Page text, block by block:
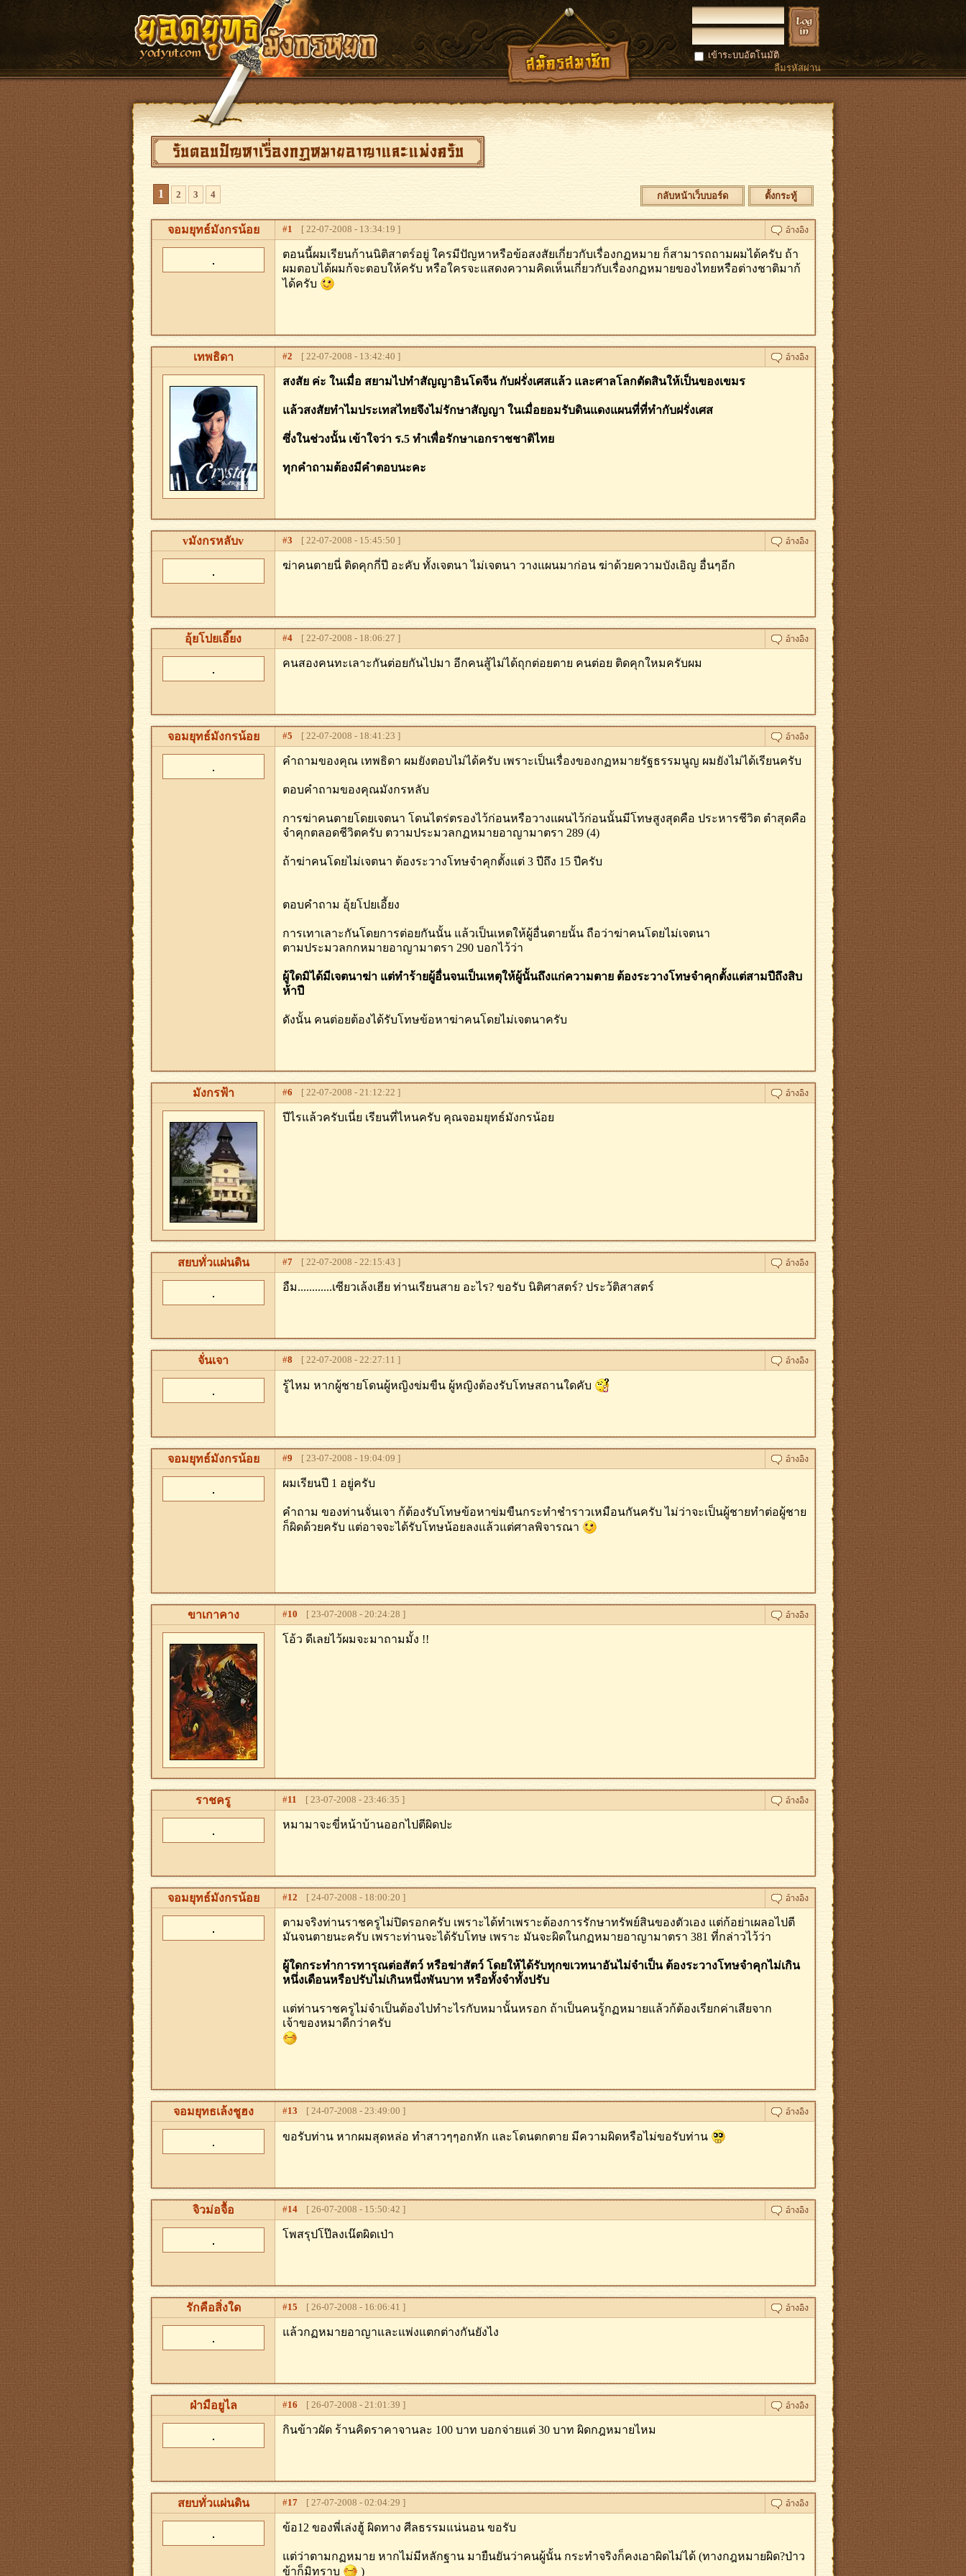
เข้าระบบอัตโนมัติ
ลืมรหัสผ่าน
รับตอบปัญหาเรื่องกฏหมายอาญาและแพ่งครับ
1 2 3 4 กลับหน้าเว็บบอร์ด ตั้งกระทู้
จอมยุทธ์มังกรน้อย #1 [ 22-07-2008 - 13:34:19 ]
ตอนนี้ผมเรียนก้านนิติสาตร์อยู่ ใครมีปัญหาหรือข้อสงสัยเกี่ยวกับเรื่องกฏหมาย ก็สามารถถามผมได้ครับ ถ้า
ผมตอบได้ผมก้จะตอบให้ครับ หรือใครจะแสดงความคิดเห็นเกี่ยวกับเรื่องกฏหมายของไทยหรือต่างชาติมาก้
ได้ครับ
เทพธิดา #2 [ 22-07-2008 - 13:42:40 ]
สงสัย ค่ะ ในเมื่อ สยามไปทำสัญญาอินโดจีน กับฝรั่งเศสแล้ว และศาลโลกตัดสินให้เป็นของเขมร
แล้วสงสัยทำไมประเทสไทยจึงไม่รักษาสัญญา ในเมื่อยอมรับดินแดงแผนที่ที่ทำกับฝรั่งเศส
ซึ่งในช่วงนั้น เข้าใจว่า ร.5 ทำเพื่อรักษาเอกราชชาติไทย
ทุกคำถามต้องมีคำตอบนะคะ
vมังกรหลับv #3 [ 22-07-2008 - 15:45:50 ]
ฆ่าคนตายนี่ ติดคุกกี่ปี อะคับ ทั้งเจตนา ไม่เจตนา วางแผนมาก่อน ฆ่าด้วยความบังเอิญ อื่นๆอีก
อุ้ยโปยเอี๊ยง #4[ 22-07-2008 - 18:06:27 ]
คนสองคนทะเลาะกันต่อยกันไปมา อีกคนสู้ไม่ได้ถุกต่อยตาย คนต่อย ติดคุกใหมครับผม
จอมยุทธ์มังกรน้อย #5 [ 22-07-2008 - 18:41:23 ]
คําถามของคุณ เทพธิดา ผมยังตอบไม่ได้ครับ เพราะเป็นเรื่องของกฏหมายรัฐธรรมนูญ ผมยังไม่ได้เรียนครับ
ตอบคําถามของคุณมังกรหลับ
การฆ่าคนตายโดยเจตนา โดนไตร่ตรองไว้ก่อนหรือวางแผนไว้ก่อนนั้นมีโทษสูงสุดคือ ประหารชีวิต ตําสุดคือ
จําคุกตลอดชีวิตครับ ตวามประมวลกฏหมายอาญามาตรา 289 (4)
ถ้าฆ่าคนโดยไม่เจตนา ต้องระวางโทษจําคุกตั้งแต่ 3 ปีถึง 15 ปีครับ
ตอบคําถาม อุ้ยโปยเอี้ยง
การเทาเลาะกันโดยการต่อยกันนั้น แล้วเป็นเหตให้ผู้อื่นตายนั้น ถือว่าฆ่าคนโดยไม่เจตนา
ตามประมวลกกหมายอาญามาตรา 290 บอกไว้ว่า
ผู้ใดมิได้มีเจตนาฆ่า แต่ทำร้ายผู้อื่นจนเป็นเหตุให้ผู้นั้นถึงแก่ความตาย ต้องระวางโทษจำคุกตั้งแต่สามปีถึงสิบ
ห้าปี
ดังนั้น คนต่อยต้องได้รับโทษข้อหาฆ่าคนโดยไม่เจตนาครับ
มังกรฟ้า #6 [ 22-07-2008 - 21:12:22 ]
ปีไรแล้วครับเนี่ย เรียนที่ไหนครับ คุณจอมยุทธ์มังกรน้อย
สยบทั่วเเผ่นดิน #7[ 22-07-2008 - 22:15:43 ]
อืม............เซียวเล้งเฮีย ท่านเรียนสาย อะไร? ขอรับ นิติศาสตร์? ประว้ติสาสตร์
จั่นเจา #8 [ 22-07-2008 - 22:27:11 ]
รู้ไหม หากผู้ชายโดนผู้หญิงข่มขืน ผู้หญิงต้องรับโทษสถานใดคับ
จอมยุทธ์มังกรน้อย #9 [ 23-07-2008 - 19:04:09 ]
ผมเรียนปี 1 อยู่ครับ
คําถาม ของท่านจั่นเจา ก้ต้องรับโทษข้อหาข่มขืนกระทําชําราวเหมือนกันครับ ไม่ว่าจะเป็นผู้ชายทําต่อผู้ชาย
ก็ผิดด้วยครับ แต่อาจจะได้รับโทษน้อยลงแล้วแต่ศาลพิจารณา
ขาเกาคาง #10 [ 23-07-2008 - 20:24:28 ]
โอ้ว ดีเลยไว้ผมจะมาถามมั้ง !!
ราชครู #11 [ 23-07-2008 - 23:46:35 ]
หมามาจะขี่หน้าบ้านออกไปตีผิดปะ
จอมยุทธ์มังกรน้อย #12 [ 24-07-2008 - 18:00:20 ]
ตามจริงท่านราชครูไม่ปิดรอกครับ เพราะได้ทําเพราะต้องการรักษาทรัพย์สินของตัวเอง แต่ก้อย่าเผลอไปตี
มันจนตายนะครับ เพราะท่านจะได้รับโทษ เพราะ มันจะผิดในกฏหมายอาญามาตรา 381 ที่กล่าวไว้ว่า
ผู้ใดกระทำการทารุณต่อสัตว์ หรือฆ่าสัตว์ โดยให้ได้รับทุกขเวทนาอันไม่จำเป็น ต้องระวางโทษจำคุกไม่เกิน
หนึ่งเดือนหรือปรับไม่เกินหนึ่งพันบาท หรือทั้งจำทั้งปรับ
แต่ท่านราชครูไม่จําเป็นต้องไปทําะไรกับหมานั้นหรอก ถ้าเป็นคนรู้กฏหมายแล้วก้ต้องเรียกค่าเสียจาก
เจ้าของหมาดีกว่าครับ
จอมยุทธเล้งชูฮง #13 [ 24-07-2008 - 23:49:00 ]
ขอรับท่าน หากผมสุดหล่อ ทำสาวๆๆอกหัก และโดนตกตาย มีความผิดหรือไม่ขอรับท่าน
จิวม่อจื้อ #14[ 26-07-2008 - 15:50:42 ]
โพสรุปโป๊ลงเน๊ตผิดเป่า
รักคือสิ่งใด #15 [ 26-07-2008 - 16:06:41 ]
แล้วกฏหมายอาญาและแพ่งแตกต่างกันยังไง
ฝ่ามือยูไล #16 [ 26-07-2008 - 21:01:39 ]
กินข้าวผัด ร้านคิดราคาจานละ 100 บาท บอกจ่ายแต่ 30 บาท ผิดกฎหมายไหม
สยบทั่วเเผ่นดิน #17[ 27-07-2008 - 02:04:29 ]
ข้อ12 ของพี่เล่งฮู้ ผิดทาง ศีลธรรมแน่นอน ขอรับ
แต่ว่าตามกฏหมาย หากไม่มีหลักฐาน มายืนยันว่าคนผู้นั้น กระทำจริงก็คงเอาผิดไม่ได้ (ทางกฎหมายผิด?ป่าว
ข้าก็มิทราบ
)